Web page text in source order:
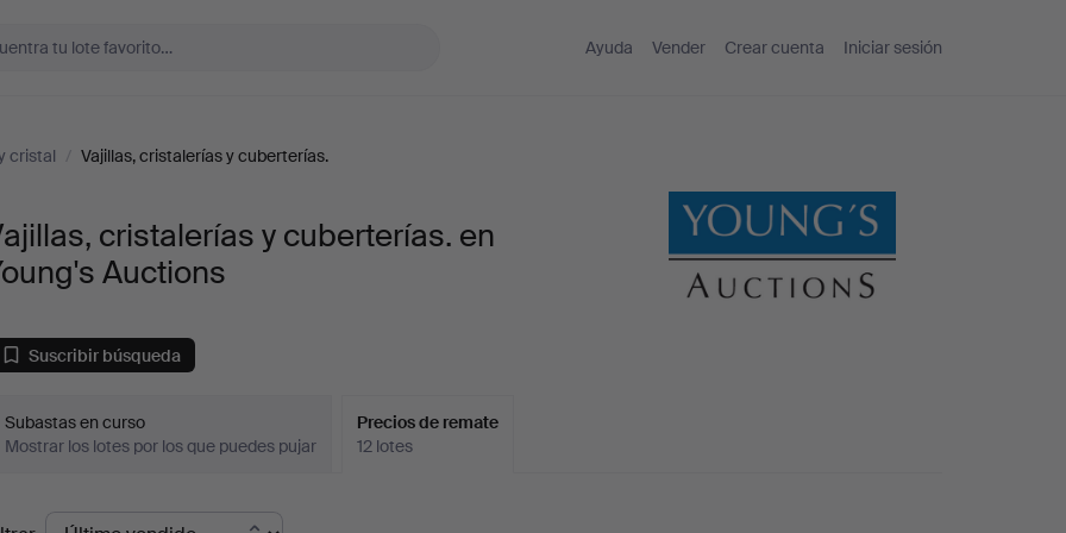
Ayuda Vender Crear cuenta Iniciar sesión
cristal / Vajillas, cristalerías y cuberterías.
cristalerías y cuberterías. en
Auctions
Suscribir búsqueda
Subastas en curso
Mostrar los lotes por los que puedes pujar
Precios de remate
12 lotes
Precios